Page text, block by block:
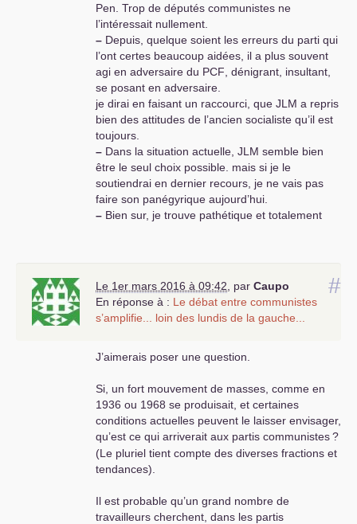
Pen. Trop de députés communistes ne
l’intéressait nullement.
– Depuis, quelque soient les erreurs du parti qui
l’ont certes beaucoup aidées, il a plus souvent
agi en adversaire du PCF , dénigrant, insultant,
se posant en adversaire.
je dirai en faisant un raccourci, que JLM a repris
bien des attitudes de l’ancien socialiste qu’il est
toujours.
– Dans la situation actuelle, JLM semble bien
être le seul choix possible. mais si je le
soutiendrai en dernier recours, je ne vais pas
faire son panégyrique aujourd’hui.
– Bien sur, je trouve pathétique et totalement
socialistes qu’un miracle pourrait faire revenir
vers un combat progressiste. Mais cela arrivera,
que P Laurent attende quelques années : après
rue pour les 35 h et la retraire à 60 ans.
#
Le 1er mars 2016 à 09:42 par Caupo
En réponse à : Le débat entre communistes
s’amplifie... loin des lundis de la gauche...
J’aimerais poser une question.
Si, un fort mouvement de masses, comme en
1936 ou 1968 se produisait, et certaines
conditions actuelles peuvent le laisser envisager,
qu’est ce qui arriverait aux partis communistes?
(Le pluriel tient compte des diverses fractions et
tendances).
Il est probable qu’un grand nombre de
travailleurs cherchent, dans les partis